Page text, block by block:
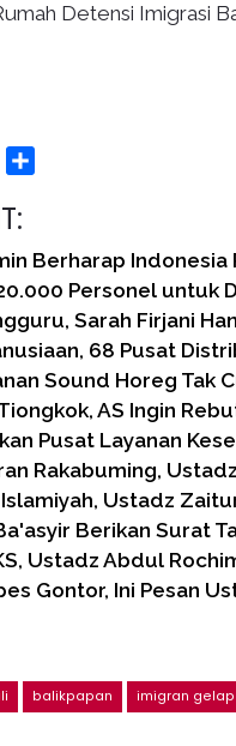
Detensi Imigrasi
Telegram
Berharap Indonesia
Personel untuk
Sarah Firjani
68 Pusat
Sound Horeg Tak
AS Ingin
Pusat Layanan
Rakabuming,
Ustadz
Berikan Surat
Ustadz Abdul
Gontor, Ini Pesan
balikpapan imigran gelap